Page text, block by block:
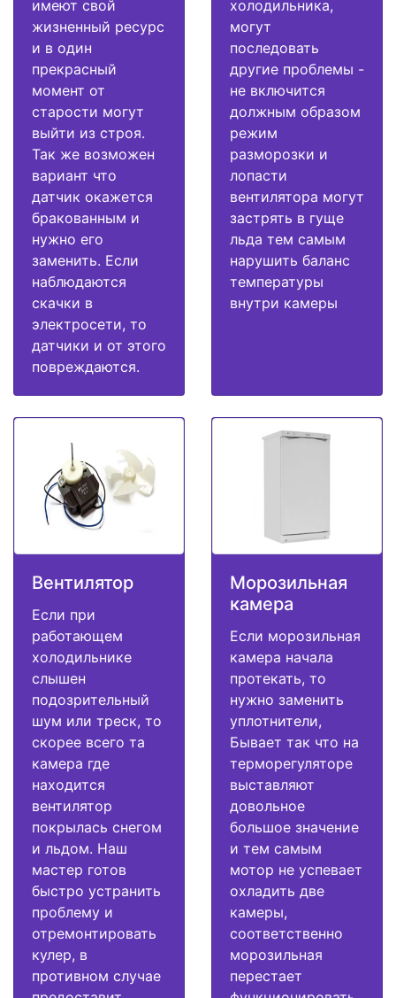
имеют свой
жизненный ресурс
и в один
прекрасный
момент от
старости могут
выйти из строя.
Так же возможен
вариант что
датчик окажется
бракованным и
нужно его
заменить. Если
наблюдаются
скачки в
электросети, то
датчики и от этого
повреждаются.
холодильника,
могут
последовать
другие проблемы -
не включится
должным образом
режим
разморозки и
лопасти
вентилятора могут
застрять в гуще
льда тем самым
нарушить баланс
температуры
внутри камеры
Вентилятор
Если при
работающем
холодильнике
слышен
подозрительный
шум или треск, то
скорее всего та
камера где
находится
вентилятор
покрылась снегом
и льдом. Наш
мастер готов
быстро устранить
проблему и
отремонтировать
кулер, в
противном случае
Морозильная
камера
Если морозильная
камера начала
протекать, то
нужно заменить
уплотнители,
Бывает так что на
терморегуляторе
выставляют
довольное
большое значение
и тем самым
мотор не успевает
охладить две
камеры,
соответственно
морозильная
перестает